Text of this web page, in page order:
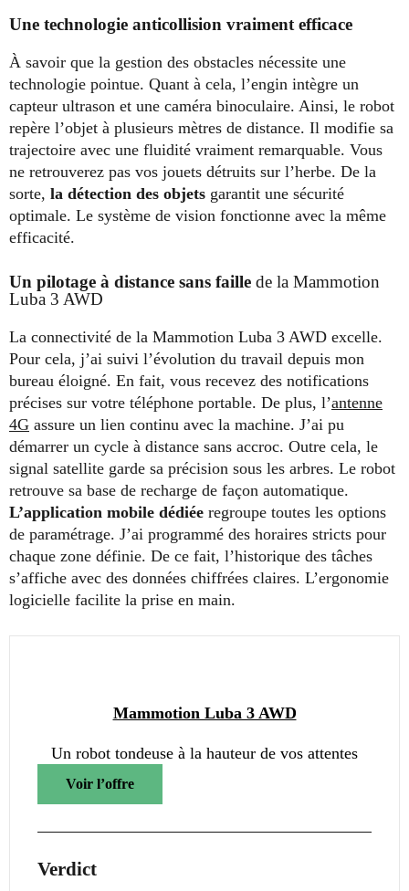
Une technologie anticollision vraiment efficace
À savoir que la gestion des obstacles nécessite une
technologie pointue. Quant à cela, l’engin intègre un
capteur ultrason et une caméra binoculaire. Ainsi, le robot
repère l’objet à plusieurs mètres de distance. Il modifie sa
trajectoire avec une fluidité vraiment remarquable. Vous
ne retrouverez pas vos jouets détruits sur l’herbe. De la
sorte, la détection des objets garantit une sécurité
optimale. Le système de vision fonctionne avec la même
efficacité.
Un pilotage à distance sans faille de la Mammotion
Luba 3 AWD
La connectivité de la Mammotion Luba 3 AWD excelle.
Pour cela, j’ai suivi l’évolution du travail depuis mon
bureau éloigné. En fait, vous recevez des notifications
précises sur votre téléphone portable. De plus, l’antenne
4G assure un lien continu avec la machine. J’ai pu
démarrer un cycle à distance sans accroc. Outre cela, le
signal satellite garde sa précision sous les arbres. Le robot
retrouve sa base de recharge de façon automatique.
L’application mobile dédiée regroupe toutes les options
de paramétrage. J’ai programmé des horaires stricts pour
chaque zone définie. De ce fait, l’historique des tâches
s’affiche avec des données chiffrées claires. L’ergonomie
logicielle facilite la prise en main.
Mammotion Luba 3 AWD
Un robot tondeuse à la hauteur de vos attentes
Voir l’offre
Verdict